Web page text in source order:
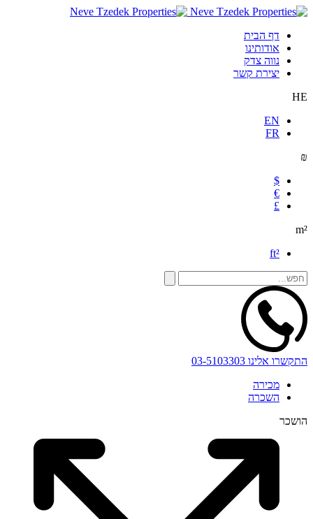
דף הבית
אודותינו
נווה צדק
יצירת קשר
HE
EN
FR
₪
$
€
£
m²
ft²
התקשרו אלינו 03-5103303
מכירה
השכרה
הושכר